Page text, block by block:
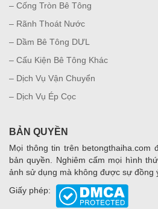
– Cống Tròn Bê Tông
– Rãnh Thoát Nước
– Dầm Bê Tông DƯL
– Cấu Kiện Bê Tông Khác
– Dịch Vụ Vận Chuyển
– Dịch Vụ Ép Cọc
BẢN QUYỀN
Mọi thông tin trên betongthaiha.com
bản quyền. Nghiêm cấm mọi hình
ảnh sử dụng mà không được sự đồng
Giấy phép: